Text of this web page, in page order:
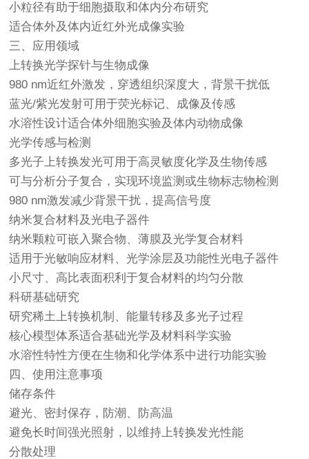
小粒径有助于细胞摄取和体内分布研究
适合体外及体内近红外光成像实验
三、应用领域
上转换光学探针与生物成像
980 nm近红外激发，穿透组织深度大，背景干扰低
蓝光/紫光发射可用于荧光标记、成像及传感
水溶性设计适合体外细胞实验及体内动物成像
光学传感与检测
多光子上转换发光可用于高灵敏度化学及生物传感
可与分析分子复合，实现环境监测或生物标志物检测
980 nm激发减少背景干扰，提高信号度
纳米复合材料及光电子器件
纳米颗粒可嵌入聚合物、薄膜及光学复合材料
适用于光敏响应材料、光学涂层及功能性光电子器件
小尺寸、高比表面积利于复合材料的均匀分散
科研基础研究
研究稀土上转换机制、能量转移及多光子过程
核心模型体系适合基础光学及材料科学实验
水溶性特性方便在生物和化学体系中进行功能实验
四、使用注意事项
储存条件
避光、密封保存，防潮、防高温
避免长时间强光照射，以维持上转换发光性能
分散处理